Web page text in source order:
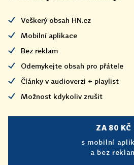
Veškerý obsah HN.cz
Mobilní aplikace
Bez reklam
Odemykejte obsah pro přátele
Články v audioverzi + playlist
Možnost kdykoliv zrušit
ZA 80 KČ
s mobilní
a bez